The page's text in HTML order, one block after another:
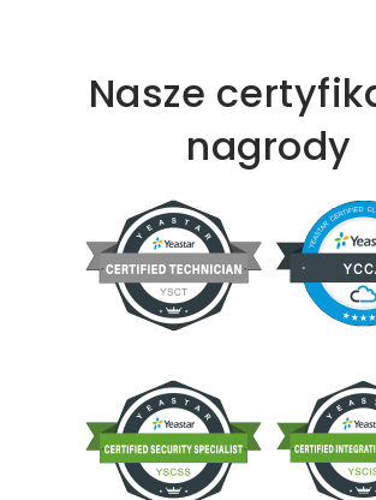
Nasze
nagrody